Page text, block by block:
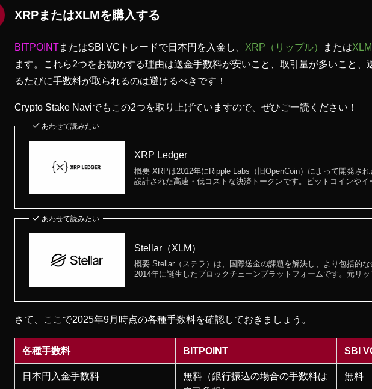
XRPまたはXLMを購入する
BITPOINTまたはSBI VCトレードで日本円を入金し、 XRP（リップル） または
ます。これら2つをお勧めする理由は送金手数料が安いこと、取引量が多いこと、
るたびに手数料が取られるのは避けるべきです！
Crypto Stake Naviでもこの2つを取り上げていますので、ぜひご一読ください！
あわせて読みたい
XRP Ledger
概要 XRPは2012年にRipple Labs（旧OpenCoin）によって開発さ
設計された高速・低コストな決済トークンです。ビットコインや
あわせて読みたい
Stellar（XLM）
概要 Stellar（ステラ）は、国際送金の課題を解決し、より包括的
2014年に誕生したブロックチェーンプラットフォームです。元リ
さて、ここで2025年9月時点の各種手数料を確認しておきましょう。
各種手数料 BITPOINT SBI
日本円入金手数料
無料（銀行振込の場合の手数料は
無料